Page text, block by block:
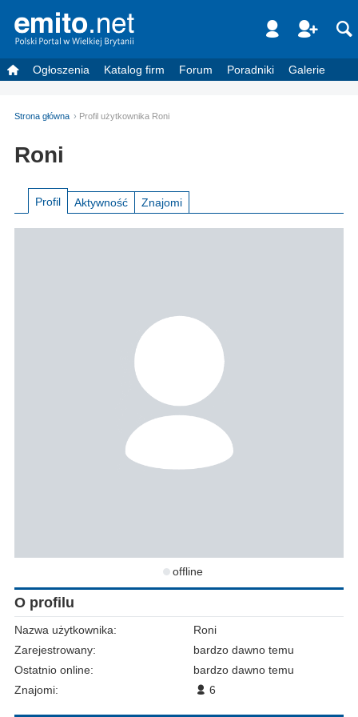
Ogłoszenia Katalog firm Forum Poradniki Galerie
Strona główna Profil użytkownika Roni
Roni
Profil Aktywność Znajomi
offline
O profilu
Nazwa użytkownika:
Roni
Zarejestrowany:
bardzo dawno temu
Ostatnio online:
bardzo dawno temu
Znajomi:
6